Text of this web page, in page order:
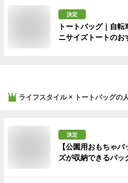
決定
トートバッグ｜自転
ニサイズトートのお
ライフスタイル × トートバッグの
決定
【公園用おもちゃ
ズが収納できるバッ